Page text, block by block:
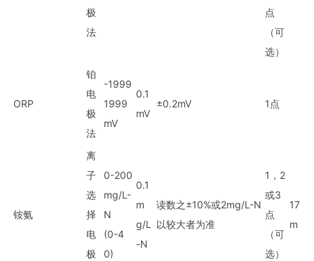
极
法
点
（可
选）
ORP
铂
电
极
法
-1999
1999
mV
0.1
mV
±0.2mV 1点
铵氨
离
子
选
择
电
极
0-200
mg/L-
N
(0-4
0)
0.1
m
g/L
-N
读数之±10%或2mg/L-N
以较大者为准
1，2
或3
点
（可
选）
17
m